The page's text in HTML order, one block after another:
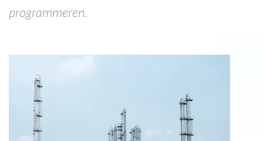
programmeren.